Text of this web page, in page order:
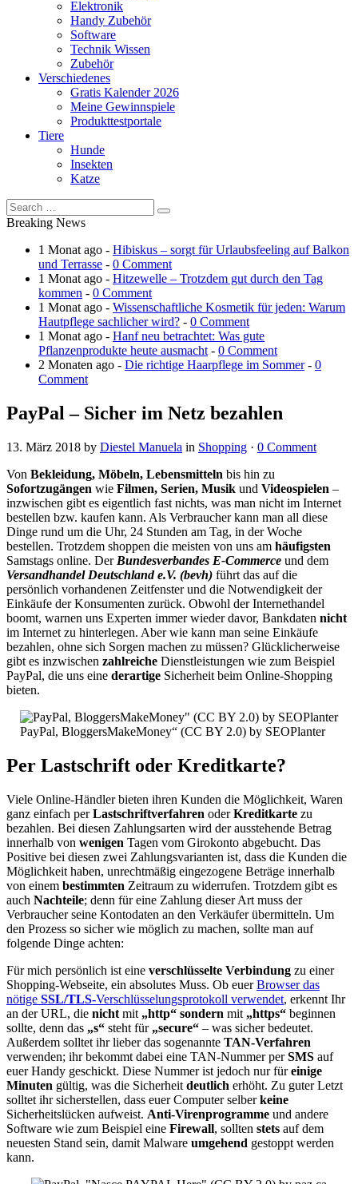
Elektronik
Handy Zubehör
Software
Technik Wissen
Zubehör
Verschiedenes
Gratis Kalender 2026
Meine Gewinnspiele
Produkttestportale
Tiere
Hunde
Insekten
Katze
Breaking News
1 Monat ago - Hibiskus – sorgt für Urlaubsfeeling auf Balkon
und Terrasse - 0 Comment
1 Monat ago - Hitzewelle – Trotzdem gut durch den Tag
kommen - 0 Comment
1 Monat ago - Wissenschaftliche Kosmetik für jeden: Warum
Hautpflege sachlicher wird? - 0 Comment
1 Monat ago - Hanf neu betrachtet: Was gute
Pflanzenprodukte heute ausmacht - 0 Comment
2 Monaten ago - Die richtige Haarpflege im Sommer- 0
Comment
PayPal – Sicher im Netz bezahlen
13. März 2018 by Diestel Manuela in Shopping · 0 Comment
Von Bekleidung, Möbeln, Lebensmitteln bis hin zu
Sofortzugängen wie Filmen, Serien, Musik und Videospielen –
inzwischen gibt es eigentlich fast nichts, was man nicht im Internet
bestellen bzw. kaufen kann. Als Verbraucher kann man all diese
Dinge rund um die Uhr, 24 Stunden am Tag, in der Woche
bestellen. Trotzdem shoppen die meisten von uns am häufigsten
Samstags online. Der Bundesverbandes E-Commerce und dem
Versandhandel Deutschland e.V. (bevh) führt das auf die
persönlich vorhandenen Zeitfenster und die Notwendigkeit der
Einkäufe der Konsumenten zurück. Obwohl der Internethandel
boomt, warnen uns Experten immer wieder davor, Bankdaten nicht
im Internet zu hinterlegen. Aber wie kann man seine Einkäufe
bezahlen, ohne sich Sorgen machen zu müssen? Glücklicherweise
gibt es inzwischen zahlreiche Dienstleistungen wie zum Beispiel
PayPal, die uns eine derartige Sicherheit beim Online-Shopping
bieten.
PayPal, BloggersMakeMoney“ (CC BY 2.0) by SEOPlanter
Per Lastschrift oder Kreditkarte?
Viele Online-Händler bieten ihren Kunden die Möglichkeit, Waren
ganz einfach perLastschriftverfahren oderKreditkarte zu
bezahlen. Bei diesen Zahlungsarten wird der ausstehende Betrag
innerhalb von wenigen Tagen vom Girokonto abgebucht. Das
Positive bei diesen zwei Zahlungsvarianten ist, dass die Kunden die
Möglichkeit haben, unrechtmäßig eingezogene Beträge innerhalb
von einem bestimmten Zeitraum zu widerrufen. Trotzdem gibt es
auch Nachteile; denn für eine Zahlung dieser Art muss der
Verbraucher seine Kontodaten an den Verkäufer übermitteln. Um
den Prozess so sicher wie möglich zu machen, sollte man auf
folgende Dinge achten:
Für mich persönlich ist eine verschlüsselte Verbindung zu einer
Shopping-Webseite, ein absolutes Muss. Ob euerBrowser das
nötige SSL/TLS-Verschlüsselungsprotokoll verwendet, erkennt Ihr
an der URL, die nicht mit „http“ sondern mit „https“ beginnen
sollte, denn das „s“ steht für„secure“ – was sicher bedeutet.
Außerdem solltet ihr lieber das sogenannte TAN-Verfahren
verwenden; ihr bekommt dabei eine TAN-Nummer perSMS auf
euer Handy geschickt. Diese Nummer ist jedoch nur füreinige
Minuten gültig, was die Sicherheit deutlich erhöht. Zu guter Letzt
solltet ihr sicherstellen, dass euer Computer selberkeine
Sicherheitslücken aufweist. Anti-Virenprogramme und andere
Software wie zum Beispiel eine Firewall, sollten stets auf dem
neuesten Stand sein, damit Malware umgehend gestoppt werden
kann.